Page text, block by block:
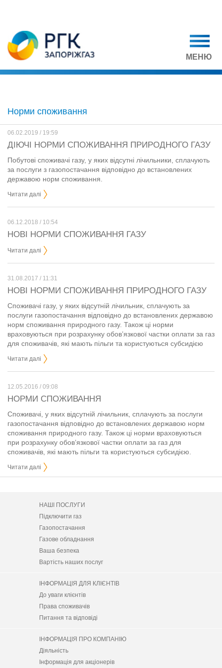
МЕНЮ
Норми споживання
06.02.2019 / 19:59
ДІЮЧІ НОРМИ СПОЖИВАННЯ ПРИРОДНОГО ГАЗУ
Побутові споживачі газу, у яких відсутні лічильники, сплачують
за послуги з газопостачання відповідно до встановлених
державою норм споживання.
Читати далі
06.12.2018 / 10:54
НОВІ НОРМИ СПОЖИВАННЯ ГАЗУ
Читати далі
31.08.2017 / 11:31
НОВІ НОРМИ СПОЖИВАННЯ ПРИРОДНОГО ГАЗУ
Споживачі газу, у яких відсутній лічильник, сплачують за
послуги газопостачання відповідно до встановлених державою
норм споживання природного газу. Також ці норми
враховуються при розрахунку обов’язкової частки оплати за газ
для споживачів, які мають пільги та користуються субсидією
Читати далі
12.05.2016 / 09:08
НОРМИ СПОЖИВАННЯ
Споживачі, у яких відсутній лічильник, сплачують за послуги
газопостачання відповідно до встановлених державою норм
споживання природного газу. Також ці норми враховуються
при розрахунку обов’язкової частки оплати за газ для
споживачів, які мають пільги та користуються субсидією.
Читати далі
НАШІ ПОСЛУГИ
Підключити газ
Газопостачання
Газове обладнання
Ваша безпека
Вартість наших послуг
ІНФОРМАЦІЯ ДЛЯ КЛІЄНТІВ
До уваги клієнтів
Права споживачів
Питання та відповіді
ІНФОРМАЦІЯ ПРО КОМПАНІЮ
Діяльність
Інформація для акціонерів